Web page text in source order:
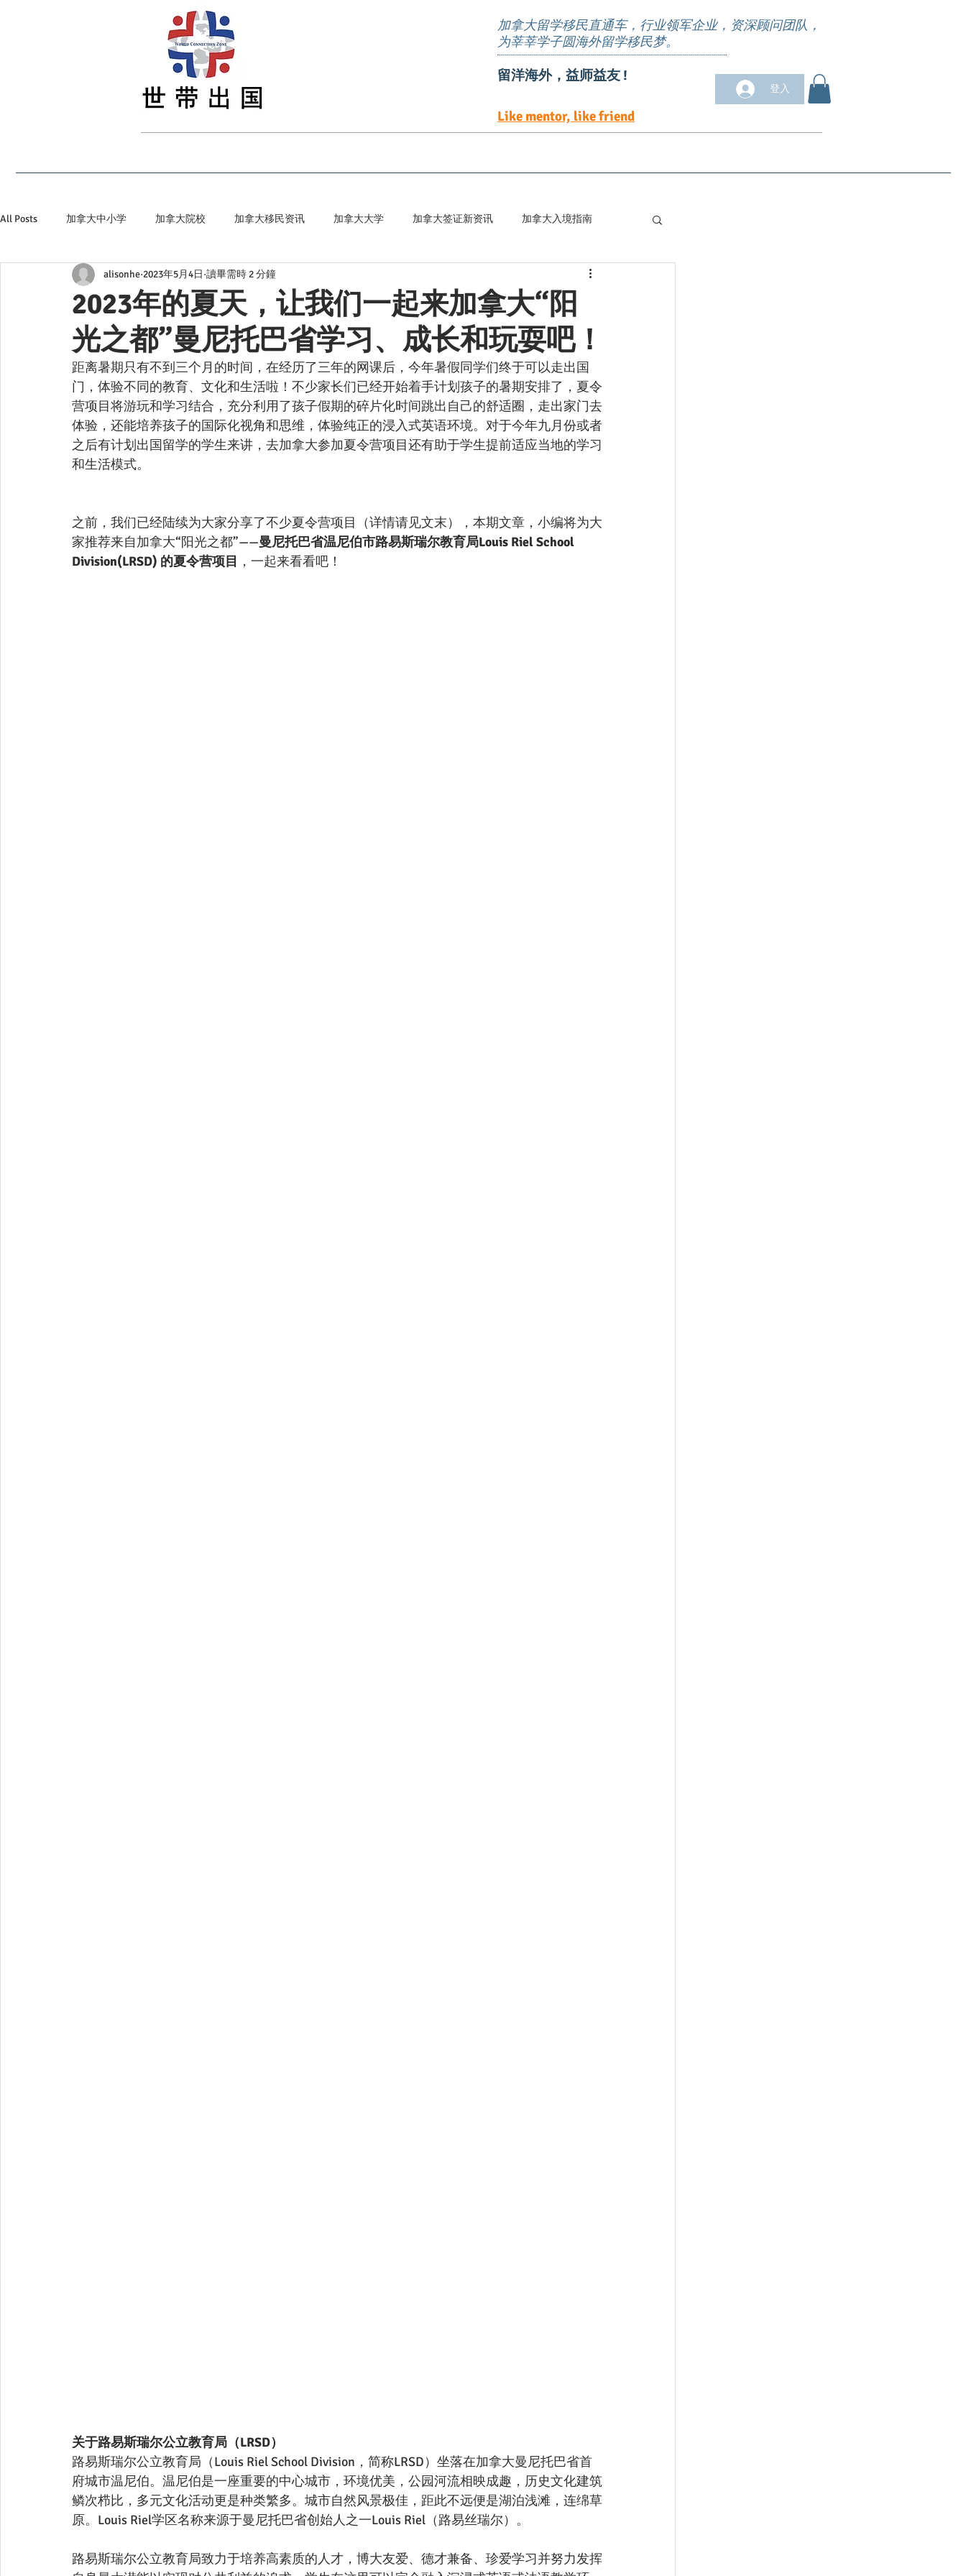
加拿大留学移民直通车，行业领军企业，资深顾问团队，
为莘莘学子圆海外留学移民梦。
登入
留洋海外，益师益友 !
Like mentor, like friend
All Posts 加拿大中小学 加拿大院校 加拿大移民资讯 加拿大大学 加拿大签证新资讯 加拿大入境指南
加拿大省提名 加拿大顶级私立院校 世带加拿大生活小百科
2023年的夏天，让我们一起来加拿大“阳
光之都”曼尼托巴省学习、成长和玩耍吧！
alisonhe 2023年5月4日 讀畢需時 2 分鐘
距离暑期只有不到三个月的时间，在经历了三年的网课后，今年暑假同学们终于可以走出国
门，体验不同的教育、文化和生活啦！不少家长们已经开始着手计划孩子的暑期安排了，夏令
营项目将游玩和学习结合，充分利用了孩子假期的碎片化时间跳出自己的舒适圈，走出家门去
体验，还能培养孩子的国际化视角和思维，体验纯正的浸入式英语环境。对于今年九月份或者
之后有计划出国留学的学生来讲，去加拿大参加夏令营项目还有助于学生提前适应当地的学习
和生活模式。
之前，我们已经陆续为大家分享了不少夏令营项目（详情请见文末），本期文章，小编将为大
家推荐来自加拿大“阳光之都”——曼尼托巴省温尼伯市路易斯瑞尔教育局Louis Riel School
Division(LRSD) 的夏令营项目 ，一起来看看吧！
关于路易斯瑞尔公立教育局（LRSD）
路易斯瑞尔公立教育局（Louis Riel School Division，简称LRSD）坐落在加拿大曼尼托巴省首
府城市温尼伯。温尼伯是一座重要的中心城市，环境优美，公园河流相映成趣，历史文化建筑
鳞次栉比，多元文化活动更是种类繁多。城市自然风景极佳，距此不远便是湖泊浅滩，连绵草
原。Louis Riel学区名称来源于曼尼托巴省创始人之一Louis Riel（路易丝瑞尔）。
路易斯瑞尔公立教育局致力于培养高素质的人才，博大友爱、德才兼备、珍爱学习并努力发挥